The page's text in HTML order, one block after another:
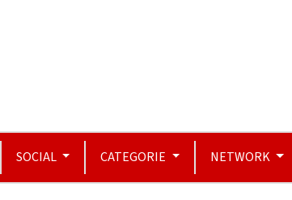
SOCIAL CATEGORIE NETWORK